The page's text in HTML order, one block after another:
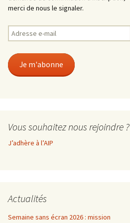
merci de nous le signaler.
Adresse
e-
Je m'abonne
Vous souhaitez nous rejoindre ?
J’adhère à l’AIP
Actualités
Semaine sans écran 2026 : mission